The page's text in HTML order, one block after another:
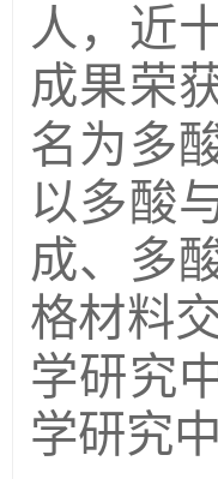
人，近
成果荣
名为多
以多酸
成、多
格材料
学研究
学研究中